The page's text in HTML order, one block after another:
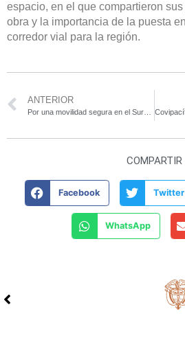
espacio, en el que compartieron
obra y la importancia de la puesta
corredor vial para la región.
ANTERIOR
COMPARTIR
Facebook Twitter
WhatsApp